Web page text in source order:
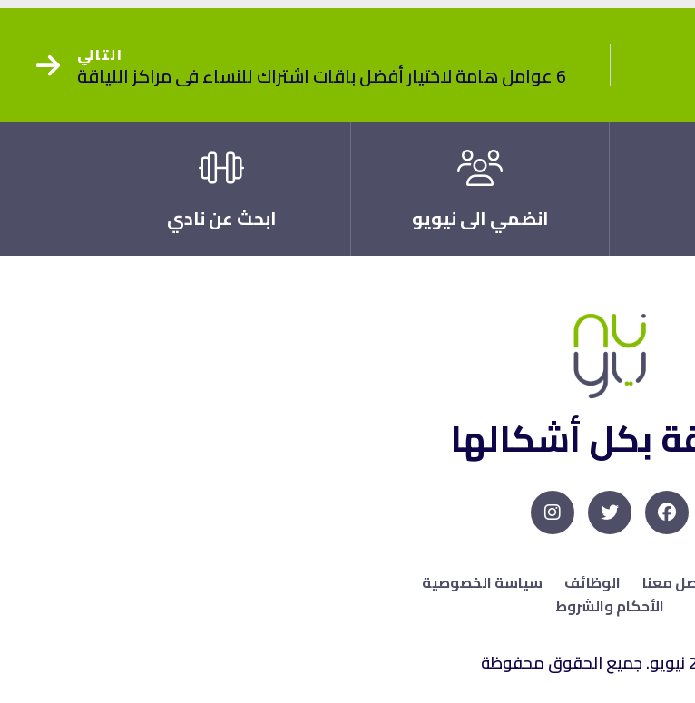
التالي
6 عوامل هامة لاختيار أفضل باقات اشتراك للنساء في مراكز اللياقة
انضمي الى نيويو ابحث عن نادي
بكل أشكالها
معنا الوظائف
سياسة الخصوصية
الأحكام والشروط